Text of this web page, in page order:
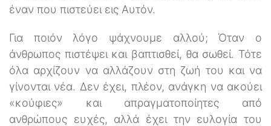
έναν που πιστεύει εις Αυτόν.
Για ποιόν λόγο ψάχνουμε αλλού; Όταν ο
άνθρωπος πιστέψει και βαπτισθεί, θα σωθεί. Τότε
όλα αρχίζουν να αλλάζουν στη ζωή του και να
γίνονται νέα. Δεν έχει, πλέον, ανάγκη να ακούει
«κούφιες» και απραγματοποίητες από
ανθρώπους ευχές, αλλά έχει την ευλογία του